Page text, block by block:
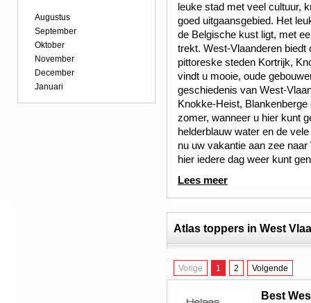
Augustus
September
Oktober
November
December
Januari
leuke stad met veel cultuur,
goed uitgaansgebied. Het
de Belgische kust ligt, met
trekt. West-Vlaanderen
pittoreske steden Kortrijk,
vindt u mooie, oude
geschiedenis van West-
Knokke-Heist,
zomer, wanneer u hier kunt
helderblauw water en de
nu uw vakantie aan zee
hier iedere dag weer kunt
Lees meer
Atlas toppers in West
Vorige 1 2 Volgende
Best